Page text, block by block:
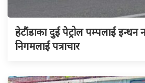
हेटौंडाका दुई पेट्रोल पम्पलाई
निगमलाई पत्राचार